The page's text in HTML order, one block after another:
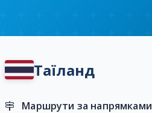
Таїланд
Маршрути за напрямками